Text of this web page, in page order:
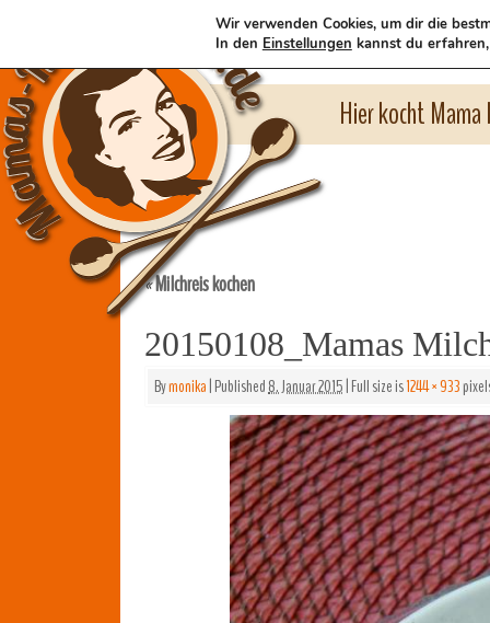
Hier kocht
«Milchreis kochen
20150108_Mamas
Bymonika|Published8. Januar 2015|Full size is1244 × 933
Wir verwenden Cookies, um dir die
In den Einstellungen kannst du